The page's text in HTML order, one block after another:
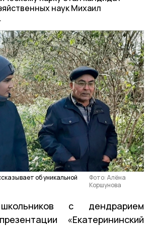
наук Михаил
об уникальной
Фото: Алёна
Коршунова
с дендрарием
«Екатерининский